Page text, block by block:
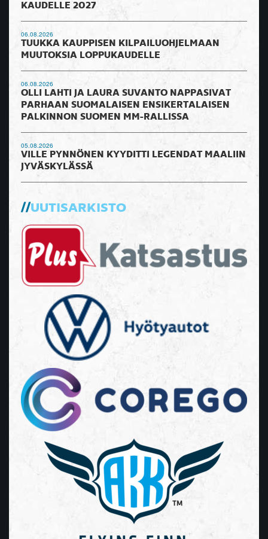
KAUDELLE 2027
06.08.2026
TUUKKA KAUPPISEN KILPAILUOHJELMAAN
MUUTOKSIA LOPPUKAUDELLE
06.08.2026
OLLI LAHTI JA LAURA SUVANTO NAPPASIVAT
PARHAAN SUOMALAISEN ENSIKERTALAISEN
PALKINNON SUOMEN MM-RALLISSA
05.08.2026
VILLE PYNNÖNEN KYYDITTI LEGENDAT MAALIIN
JYVÄSKYLÄSSÄ
UUTISARKISTO